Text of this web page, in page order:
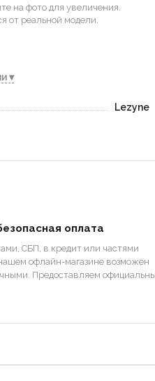
на фото для увеличения.
от реальной модели.
▾
Lezyne
оплата
СБП, в кредит или частями
офлайн-магазине возможен
Предоставляем